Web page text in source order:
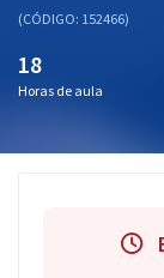
(CÓDIGO: 152466)
18
Horas de aula